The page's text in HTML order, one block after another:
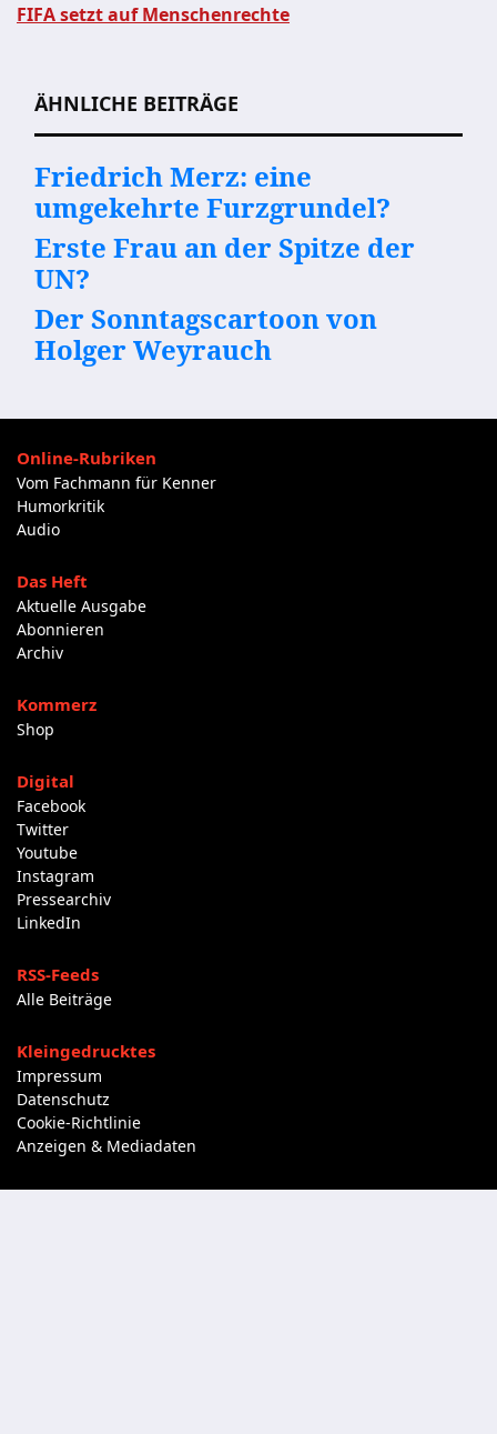
Beitragsnavigation
FIFA setzt auf Menschenrechte
ÄHNLICHE BEITRÄGE
Friedrich Merz: eine
umgekehrte Furzgrundel?
Erste Frau an der Spitze der
UN?
Der Sonntagscartoon von
Holger Weyrauch
Online-Rubriken
Vom Fachmann für Kenner
Humorkritik
Audio
Das Heft
Aktuelle Ausgabe
Abonnieren
Archiv
Kommerz
Shop
Digital
Facebook
Twitter
Youtube
Instagram
Pressearchiv
LinkedIn
RSS-Feeds
Alle Beiträge
Kleingedrucktes
Impressum
Datenschutz
Cookie-Richtlinie
Anzeigen & Mediadaten